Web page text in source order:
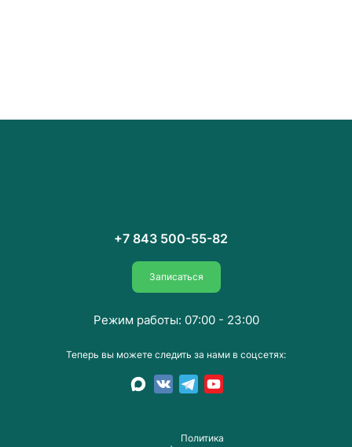
Пoлитика
+7 843 500-55-82
Записаться
Теперь вы можете следить за нами в соцсетях:
Режим работы: 07:00 - 23:00